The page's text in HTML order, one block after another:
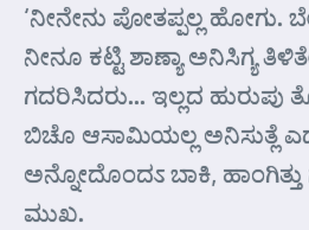
‘ನೀನೇನು ಪೋತಪ್ಪಲ್ಲ ಹೋಗು.
ನೀನೂ ಕಟ್ಟಿ ಶಾಣ್ಯಾ ಅನಿಸಿಗ್ಯ
ಗದರಿಸಿದರು… ಇಲ್ಲದ ಹುರುಪು
ಬಿಚೊ ಆಸಾಮಿಯಲ್ಲ ಅನಿಸುತ್ಲೆ
ಅನ್ನೋದೊಂದಽ ಬಾಕಿ,
ಮುಖ.